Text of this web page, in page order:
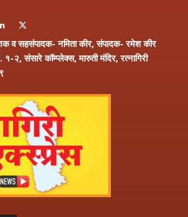
व सहसंपादक- नमिता कीर, संपादक- रमेश कीर
२, संसारे कॉम्प्लेक्स, मारुती मंदिर, रत्नागिरी